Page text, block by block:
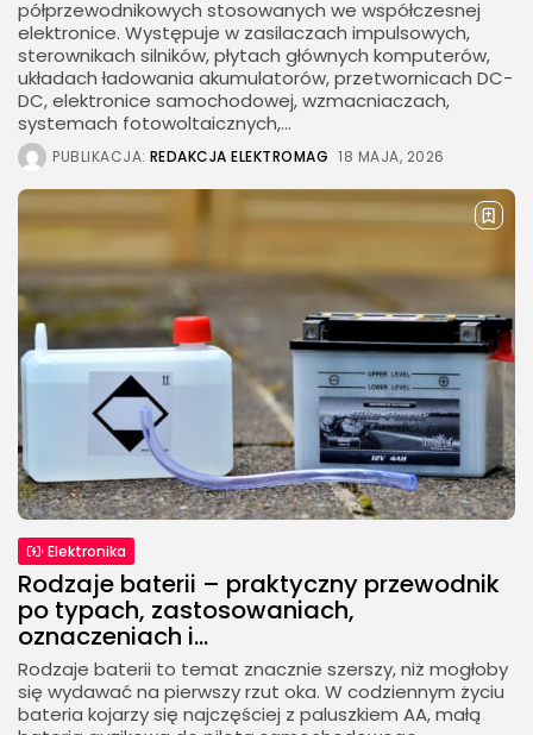
półprzewodnikowych stosowanych we współczesnej
elektronice. Występuje w zasilaczach impulsowych,
sterownikach silników, płytach głównych komputerów,
układach ładowania akumulatorów, przetwornicach DC-
DC, elektronice samochodowej, wzmacniaczach,
systemach fotowoltaicznych,...
PUBLIKACJA: REDAKCJA ELEKTROMAG 18 MAJA, 2026
Elektronika
Rodzaje baterii – praktyczny przewodnik
po typach, zastosowaniach,
oznaczeniach i...
Rodzaje baterii to temat znacznie szerszy, niż mogłoby
się wydawać na pierwszy rzut oka. W codziennym życiu
bateria kojarzy się najczęściej z paluszkiem AA, małą